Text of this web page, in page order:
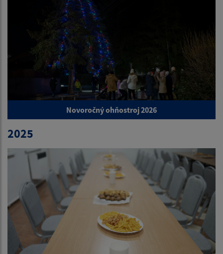
Novoročný ohňostroj 2026
2025